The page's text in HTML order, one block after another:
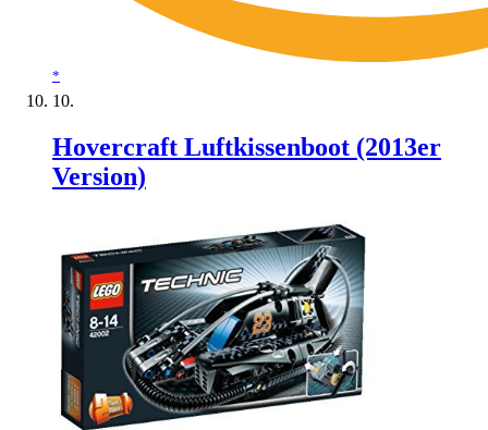
*
Hovercraft Luftkissenboot (2013er
Version)